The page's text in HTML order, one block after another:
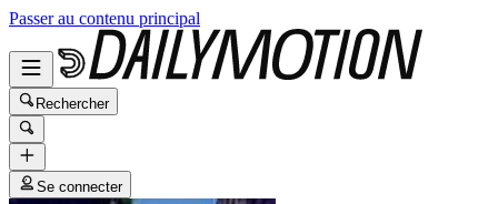
Passer au contenu principal
Rechercher
Se connecter